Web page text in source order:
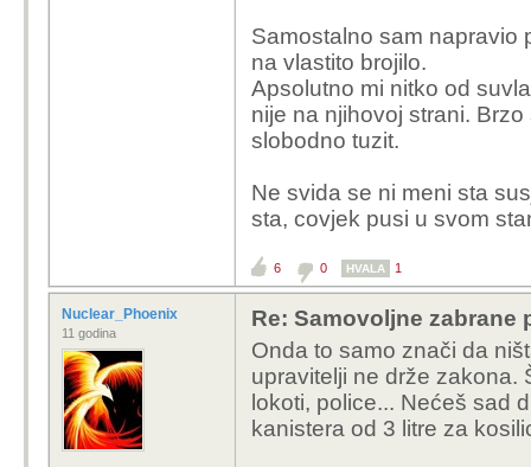
Samostalno sam napravio
na vlastito brojilo.
Apsolutno mi nitko od
nije na njihovoj strani.
slobodno tuzit.
Ne svida se ni meni sta
sta, covjek pusi u svom
6 0 HVALA 1
Nuclear_Phoenix
11 godina
Re: Samovoljne
Onda to samo znači da
upravitelji ne drže zakona.
lokoti, police... Nećeš sad
kanistera od 3 litre za